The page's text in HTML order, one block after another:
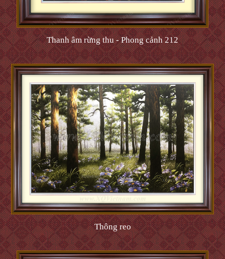
Thanh âm rừng thu - Phong cảnh 212
Thông reo